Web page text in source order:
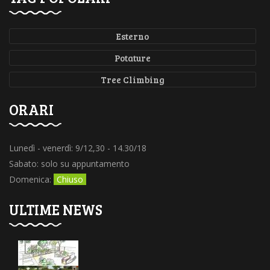
Esterno
Potature
Tree Climbing
ORARI
Lunedì - venerdì: 9/12,30 - 14.30/18
Sabato: solo su appuntamento
Domenica: Chiuso
ULTIME NEWS